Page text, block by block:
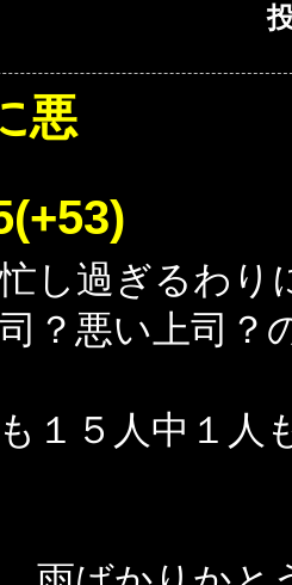
悪
し過ぎるわり
？悪い上司？
１５人中１